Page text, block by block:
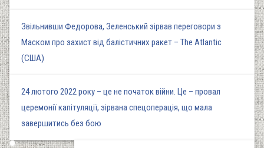
Звільнивши Федорова, Зеленський зірвав переговори з
Маском про захист від балістичних ракет – The Atlantic
(США)
24 лютого 2022 року – це не початок війни. Це – провал
церемонії капітуляції, зірвана спецоперація, що мала
завершитись без бою